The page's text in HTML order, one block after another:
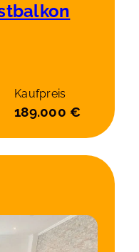
Kaufpreis
189.000 €